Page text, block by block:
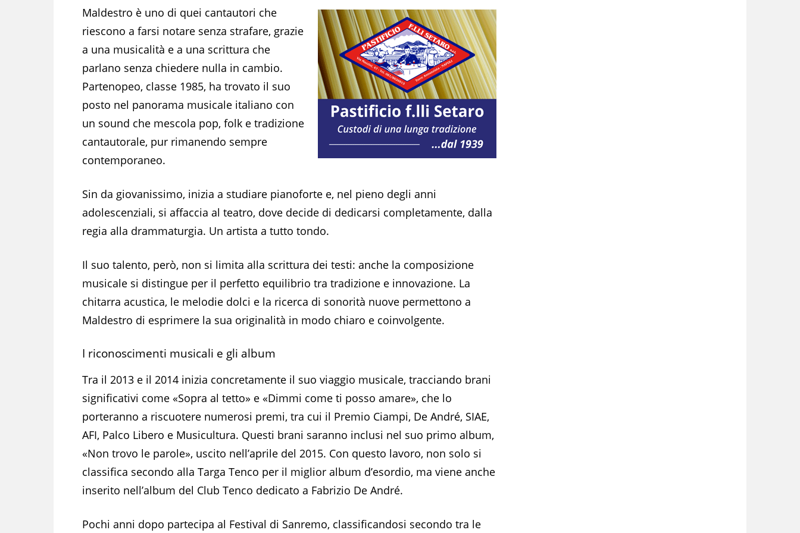
Maldestro è uno di quei cantautori che
riescono a farsi notare senza strafare, grazie
a una musicalità e a una scrittura che
parlano senza chiedere nulla in cambio.
Partenopeo, classe 1985, ha trovato il suo
posto nel panorama musicale italiano con
un sound che mescola pop, folk e tradizione
cantautorale, pur rimanendo sempre
contemporaneo.
Sin da giovanissimo, inizia a studiare pianoforte e, nel pieno degli anni
adolescenziali, si affaccia al teatro, dove decide di dedicarsi completamente, dalla
regia alla drammaturgia. Un artista a tutto tondo.
Il suo talento, però, non si limita alla scrittura dei testi: anche la composizione
musicale si distingue per il perfetto equilibrio tra tradizione e innovazione. La
chitarra acustica, le melodie dolci e la ricerca di sonorità nuove permettono a
Maldestro di esprimere la sua originalità in modo chiaro e coinvolgente.
I riconoscimenti musicali e gli album
Tra il 2013 e il 2014 inizia concretamente il suo viaggio musicale, tracciando brani
significativi come «Sopra al tetto» e «Dimmi come ti posso amare», che lo
porteranno a riscuotere numerosi premi, tra cui il Premio Ciampi, De André, SIAE,
AFI, Palco Libero e Musicultura. Questi brani saranno inclusi nel suo primo album,
«Non trovo le parole», uscito nell’aprile del 2015. Con questo lavoro, non solo si
classifica secondo alla Targa Tenco per il miglior album d’esordio, ma viene anche
inserito nell’album del Club Tenco dedicato a Fabrizio De André.
Pochi anni dopo partecipa al Festival di Sanremo, classificandosi secondo tra le